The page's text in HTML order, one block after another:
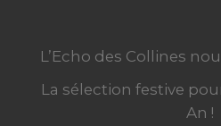
L’Echo des Collines
La sélection festive
An !